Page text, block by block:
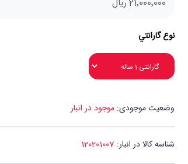
21٬000٬000 ریال
نوع گارانتي
وضعیت موجودی: موجود در انبار
شناسه کالا در انبار: 120201007